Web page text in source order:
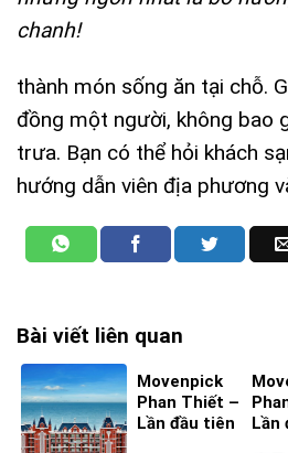
chanh!
thành món sống ăn tại chỗ.
đồng một người, không bao
trưa. Bạn có thể hỏi khách
hướng dẫn viên địa phương
Bài viết liên quan
Movenpick
Phan Thiết –
Lần đầu tiên
Lần